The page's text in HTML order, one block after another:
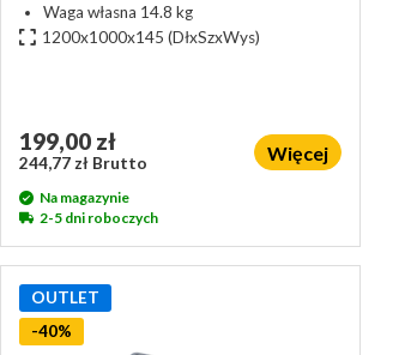
Waga własna 14.8 kg
1200x1000x145 (DłxSzxWys)
199,00 zł
244,77 zł Brutto Więcej
Na magazynie
2-5 dni roboczych
OUTLET
-40%